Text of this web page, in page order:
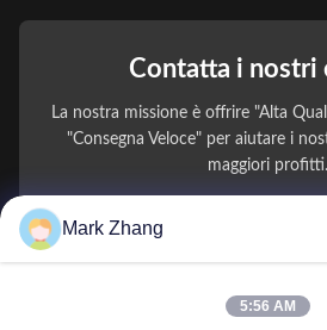
Contatta i nostri
La nostra missione è offrire "Alta
"Consegna Veloce" per aiutare i
maggiori profitti.
Il Tuo Nome
Mark Zhang
5:56 AM